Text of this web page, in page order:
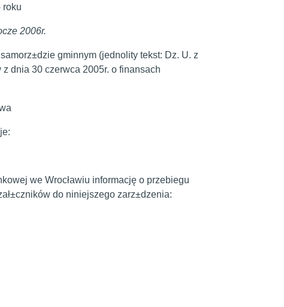
roku
2006r.
gminnym (jednolity tekst: Dz. U. z
dnia 30 czerwca 2005r. o finansach
we Wrocławiu informację o przebiegu
do niniejszego zarz±dzenia: